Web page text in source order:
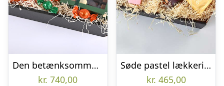
Den betænksomme gavekasse, alkoholfri – Send blomster med Bloomit
kr. 740,00
Søde pastel lækkerier – Send blomster med Bloomit
kr. 465,00